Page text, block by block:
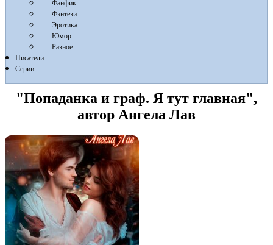
Фанфик
Фэнтези
Эротика
Юмор
Разное
Писатели
Серии
"Попаданка и граф. Я тут главная",
автор Ангела Лав